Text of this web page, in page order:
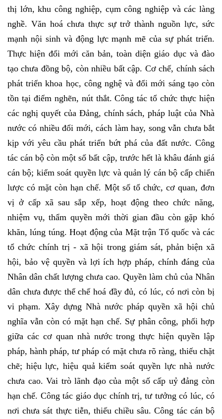
thị lớn, khu công nghiệp, cụm công nghiệp và các làng
nghề. Văn hoá chưa thực sự trở thành nguồn lực, sức
mạnh nội sinh và động lực mạnh mẽ của sự phát triển.
Thực hiện đổi mới căn bản, toàn diện giáo dục và đào
tạo chưa đồng bộ, còn nhiều bất cập. Cơ chế, chính sách
phát triển khoa học, công nghệ và đổi mới sáng tạo còn
tồn tại điểm nghẽn, nút thắt. Công tác tổ chức thực hiện
các nghị quyết của Đảng, chính sách, pháp luật của Nhà
nước có nhiều đổi mới, cách làm hay, song vẫn chưa bắt
kịp với yêu cầu phát triển bứt phá của đất nước. Công
tác cán bộ còn một số bất cập, trước hết là khâu đánh giá
cán bộ; kiểm soát quyền lực và quản lý cán bộ cấp chiến
lược có mặt còn hạn chế. Một số tổ chức, cơ quan, đơn
vị ở cấp xã sau sắp xếp, hoạt động theo chức năng,
nhiệm vụ, thẩm quyền mới thời gian đầu còn gặp khó
khăn, lúng túng. Hoạt động của Mặt trận Tổ quốc và các
tổ chức chính trị - xã hội trong giám sát, phản biện xã
hội, bảo vệ quyền và lợi ích hợp pháp, chính đáng của
Nhân dân chất lượng chưa cao. Quyền làm chủ của Nhân
dân chưa được thể chế hoá đầy đủ, có lúc, có nơi còn bị
vi phạm. Xây dựng Nhà nước pháp quyền xã hội chủ
nghĩa vẫn còn có mặt hạn chế. Sự phân công, phối hợp
giữa các cơ quan nhà nước trong thực hiện quyền lập
pháp, hành pháp, tư pháp có mặt chưa rõ ràng, thiếu chặt
chẽ; hiệu lực, hiệu quả kiểm soát quyền lực nhà nước
chưa cao. Vai trò lãnh đạo của một số cấp uỷ đảng còn
hạn chế. Công tác giáo dục chính trị, tư tưởng có lúc, có
nơi chưa sát thực tiễn, thiếu chiều sâu. Công tác cán bộ